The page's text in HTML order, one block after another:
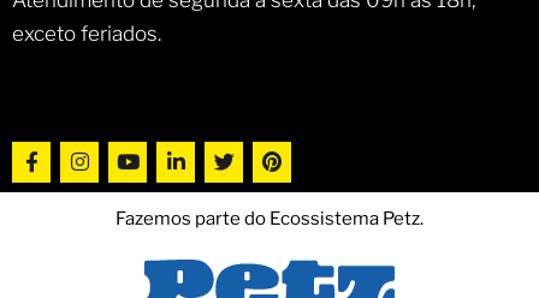
exceto feriados.
Fazemos parte do Ecossistema Petz.